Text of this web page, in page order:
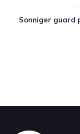
Sonniger guard